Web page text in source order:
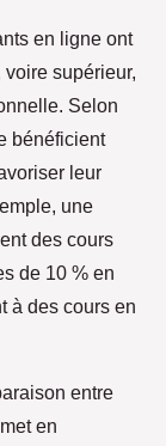
en ligne ont
supérieur,
Selon
bénéficient
leur
une
des cours
de 10 % en
à des cours en
entre
en